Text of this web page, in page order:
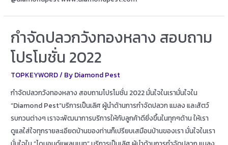
กำจัดปลวกวังทองหลาง สอบถาม
โปรโมชั่น 2022
TOPKEYWORD/ By Diamond Pest
กำจัดปลวกวังทองหลาง สอบถามโปรโมชั่น 2022 มั่นใจในเรามั่นใจใน
“Diamond Pest”บริการเป็นเลิศ ผู้นำด้านการกำจัดปลวก แมลง และสัตว์
รบกวนต่างๆ เราจะพัฒนาการบริการให้กับลูกค้าดียิ่งขึ้นในทุกๆด้าน ให้เรา
ดูแลใส่ใจทุกรายละเอียดบ้านของท่านก็เปรียบเสมือนบ้านของเรา มั่นใจในเรา